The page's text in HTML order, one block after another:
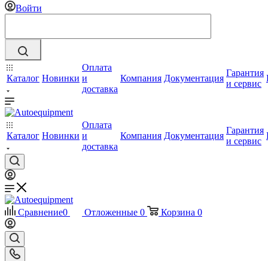
Войти
Каталог Новинки
Оплата
и
доставка
Компания Документация
Гарантия
и сервис
Каталог Новинки
Оплата
и
доставка
Компания Документация
Гарантия
и сервис
Сравнение0 Отложенные 0 Корзина 0